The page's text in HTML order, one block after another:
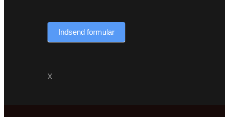
Indsend formular
X